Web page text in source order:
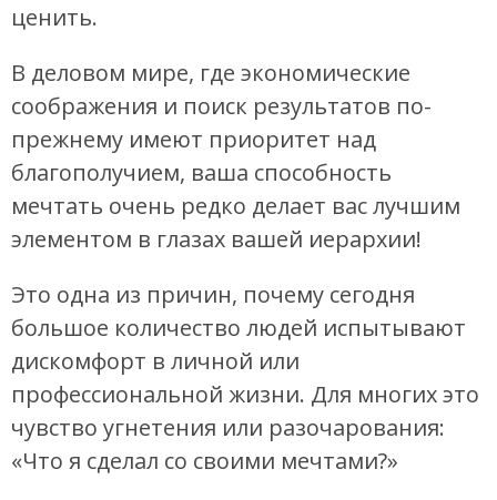
ценить.
В деловом мире, где экономические
соображения и поиск результатов по-
прежнему имеют приоритет над
благополучием, ваша способность
мечтать очень редко делает вас лучшим
элементом в глазах вашей иерархии!
Это одна из причин, почему сегодня
большое количество людей испытывают
дискомфорт в личной или
профессиональной жизни. Для многих это
чувство угнетения или разочарования:
«Что я сделал со своими мечтами?»